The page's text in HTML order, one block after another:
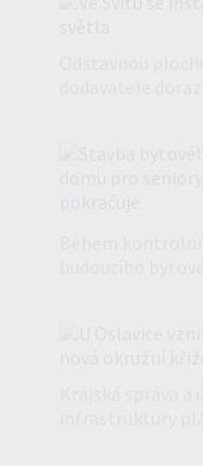
Odstavnou
dodavatele
Během
budoucího
Krajská správa
infrastruktury